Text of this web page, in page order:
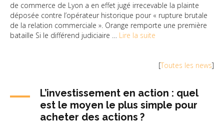
de commerce de Lyon a en effet jugé irrecevable la plainte
déposée contre l’opérateur historique pour « rupture brutale
de la relation commerciale ». Orange remporte une première
bataille Si le différend judiciaire … Lire la suite
[Toutes les news]
L’investissement en action : quel
est le moyen le plus simple pour
acheter des actions ?